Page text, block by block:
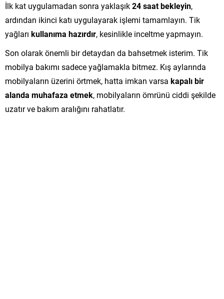
İlk kat uygulamadan sonra yaklaşık24 saat bekleyin,
ardından ikinci katı uygulayarak işlemi tamamlayın. Tik
yağları kullanıma hazırdır, kesinlikle inceltme yapmayın.
Son olarak önemli bir detaydan da bahsetmek isterim. Tik
mobilya bakımı sadece yağlamakla bitmez. Kış aylarında
mobilyaların üzerini örtmek, hatta imkan varsa kapalı bir
alanda muhafaza etmek, mobilyaların ömrünü ciddi şekilde
uzatır ve bakım aralığını rahatlatır.